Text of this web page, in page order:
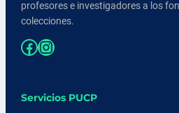
profesores e investigadores a los
colecciones.
Facebook Instagram
Servicios PUCP